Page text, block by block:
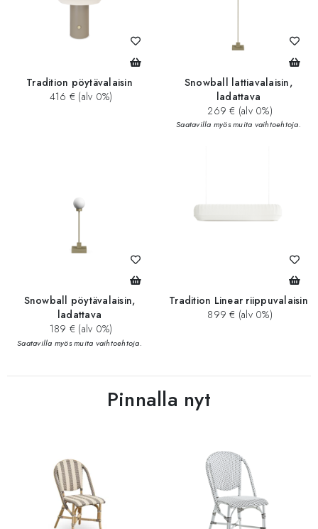
Tradition pöytävalaisin
416 € (alv 0%)
Snowball lattiavalaisin,
ladattava
269 € (alv 0%)
Saatavilla myös muita vaihtoehtoja.
Snowball pöytävalaisin,
ladattava
189 € (alv 0%)
Saatavilla myös muita vaihtoehtoja.
Tradition Linear riippuvalaisin
899 € (alv 0%)
Pinnalla nyt